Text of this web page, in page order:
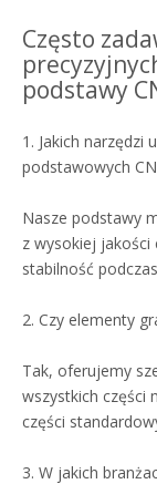
Często
podstawy
1. Jakich narzędzi
podstawowych
Nasze podstawy
z wysokiej jakości
stabilność
2. Czy elementy
Tak, oferujemy
wszystkich części
części
3. W jakich